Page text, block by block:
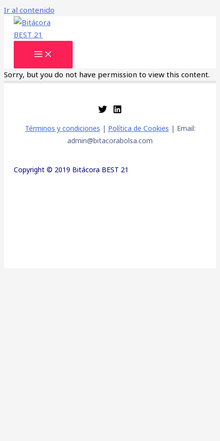
Ir al contenido
Sorry, but you do not have permission to view this content.
Términos y condiciones | Política de Cookies | Email:
admin@bitacorabolsa.com
Copyright © 2019 Bitácora BEST 21